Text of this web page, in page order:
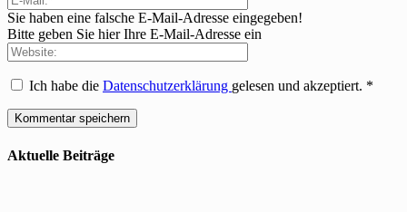
Sie haben eine falsche E-Mail-Adresse eingegeben!
Bitte geben Sie hier Ihre E-Mail-Adresse ein
Ich habe die Datenschutzerklärung gelesen und akzeptiert. *
Aktuelle Beiträge